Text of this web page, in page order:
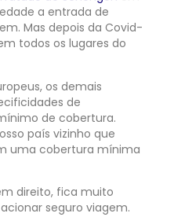
a entrada de
Mas depois da Covid-
todos os lugares do
os demais
de
de cobertura.
país vizinho que
uma cobertura mínima
direito, fica muito
seguro viagem.